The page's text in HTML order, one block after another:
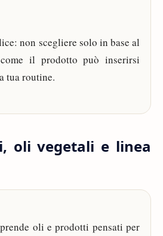
non scegliere solo in base al
il prodotto può inserirsi
tua routine.
oli vegetali e linea
oli e prodotti pensati per